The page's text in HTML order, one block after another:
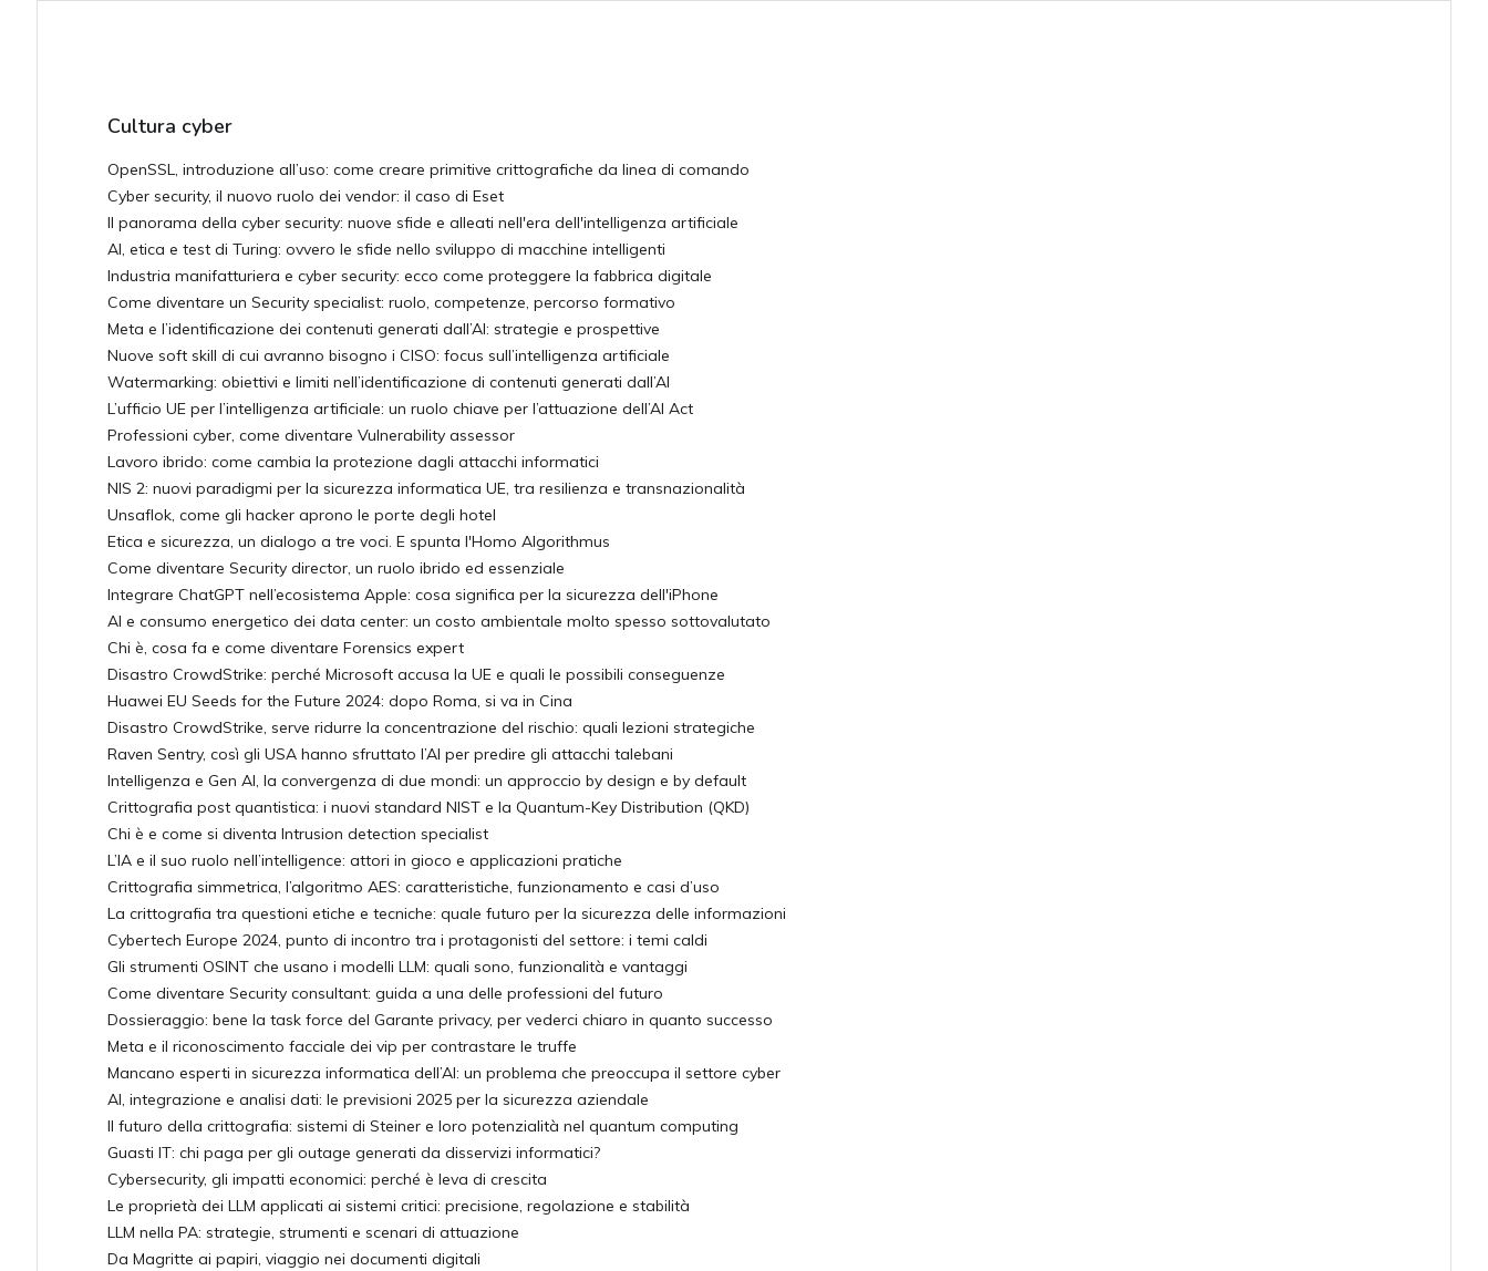
Cultura cyber
OpenSSL, introduzione all’uso: come creare primitive crittografiche da linea di comando
Cyber security, il nuovo ruolo dei vendor: il caso di Eset
Il panorama della cyber security: nuove sfide e alleati nell'era dell'intelligenza artificiale
AI, etica e test di Turing: ovvero le sfide nello sviluppo di macchine intelligenti
Industria manifatturiera e cyber security: ecco come proteggere la fabbrica digitale
Come diventare un Security specialist: ruolo, competenze, percorso formativo
Meta e l’identificazione dei contenuti generati dall’AI: strategie e prospettive
Nuove soft skill di cui avranno bisogno i CISO: focus sull’intelligenza artificiale
Watermarking: obiettivi e limiti nell’identificazione di contenuti generati dall’AI
L’ufficio UE per l’intelligenza artificiale: un ruolo chiave per l’attuazione dell’AI Act
Professioni cyber, come diventare Vulnerability assessor
Lavoro ibrido: come cambia la protezione dagli attacchi informatici
NIS 2: nuovi paradigmi per la sicurezza informatica UE, tra resilienza e transnazionalità
Unsaflok, come gli hacker aprono le porte degli hotel
Etica e sicurezza, un dialogo a tre voci. E spunta l'Homo Algorithmus
Come diventare Security director, un ruolo ibrido ed essenziale
Integrare ChatGPT nell’ecosistema Apple: cosa significa per la sicurezza dell'iPhone
AI e consumo energetico dei data center: un costo ambientale molto spesso sottovalutato
Chi è, cosa fa e come diventare Forensics expert
Disastro CrowdStrike: perché Microsoft accusa la UE e quali le possibili conseguenze
Huawei EU Seeds for the Future 2024: dopo Roma, si va in Cina
Disastro CrowdStrike, serve ridurre la concentrazione del rischio: quali lezioni strategiche
Raven Sentry, così gli USA hanno sfruttato l’AI per predire gli attacchi talebani
Intelligenza e Gen AI, la convergenza di due mondi: un approccio by design e by default
Crittografia post quantistica: i nuovi standard NIST e la Quantum-Key Distribution (QKD)
Chi è e come si diventa Intrusion detection specialist
L’IA e il suo ruolo nell’intelligence: attori in gioco e applicazioni pratiche
Crittografia simmetrica, l’algoritmo AES: caratteristiche, funzionamento e casi d’uso
La crittografia tra questioni etiche e tecniche: quale futuro per la sicurezza delle informazioni
Cybertech Europe 2024, punto di incontro tra i protagonisti del settore: i temi caldi
Gli strumenti OSINT che usano i modelli LLM: quali sono, funzionalità e vantaggi
Come diventare Security consultant: guida a una delle professioni del futuro
Dossieraggio: bene la task force del Garante privacy, per vederci chiaro in quanto successo
Meta e il riconoscimento facciale dei vip per contrastare le truffe
Mancano esperti in sicurezza informatica dell’AI: un problema che preoccupa il settore cyber
AI, integrazione e analisi dati: le previsioni 2025 per la sicurezza aziendale
Il futuro della crittografia: sistemi di Steiner e loro potenzialità nel quantum computing
Guasti IT: chi paga per gli outage generati da disservizi informatici?
Cybersecurity, gli impatti economici: perché è leva di crescita
Le proprietà dei LLM applicati ai sistemi critici: precisione, regolazione e stabilità
LLM nella PA: strategie, strumenti e scenari di attuazione
Da Magritte ai papiri, viaggio nei documenti digitali